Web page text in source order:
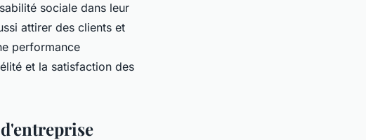
sociale dans leur
attirer des clients et
performance
et la satisfaction des